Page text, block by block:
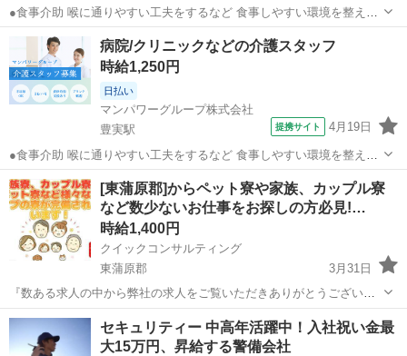
●食事介助 喉に通りやすい工夫をするなど 食事しやすい環境を整える
料理を口まで運ぶ・お箸を持つサポートなど 食事のお手伝い ●排泄介
助 トイレへの誘導 体勢・着替えなどのお手伝い ※利用者様によっ
て、おむつ介助もあります...
新潟 東蒲原郡 豊実駅 介護
病院/クリニックなどの介護スタッフ
時給1,250円
日払い
マンパワーグループ株式会社
豊実駅
提携サイト 4月19日
●食事介助 喉に通りやすい工夫をするなど 食事しやすい環境を整える
料理を口まで運ぶ・お箸を持つサポートなど 食事のお手伝い ●排泄介
助 トイレへの誘導 体勢・着替えなどのお手伝い ※利用者様によっ
て、おむつ介助もあります...
新潟 東蒲原郡 豊実駅
[東蒲原郡]からペット寮や家族、カップル寮
など数少ないお仕事をお探しの方必見!…
時給1,400円
クイックコンサルティング
東蒲原郡
3月31日
『数ある求人の中から弊社の求人をご覧いただきありがとうございま
す!!』 ★数少ないペット寮、家族、カップル寮を完備している求人で
家賃補助も在籍中ずっと5万円の補助あり!! こちらの求人以外にも日本
全国5万件以上の求人を多...
新潟 東蒲原郡 工場 時給
セキュリティー 中高年活躍中！入社祝い金最
大15万円、昇給する警備会社